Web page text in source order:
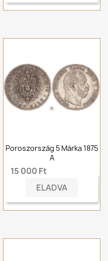
Poroszország 5 Márka 1875
A
15 000 Ft
ELADVA